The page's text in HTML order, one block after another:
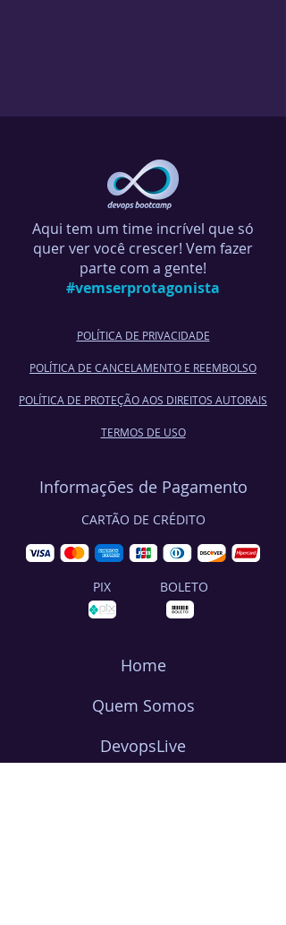
Aqui tem um time incrível que só
quer ver você crescer! Vem fazer
parte com a gente!
#vemserprotagonista
POLÍTICA DE PRIVACIDADE
POLÍTICA DE CANCELAMENTO E REEMBOLSO
POLÍTICA DE PROTEÇÃO AOS DIREITOS AUTORAIS
TERMOS DE USO
Informações de Pagamento
CARTÃO DE CRÉDITO
PIX BOLETO
Home
Quem Somos
DevopsLive